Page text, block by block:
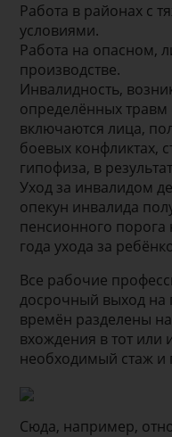
Работа в районах с
условиями.
Работа на опасном,
производстве.
Инвалидность,
определённых
включаются лица,
боевых конфликтах,
гипофиза, в
Уход за инвалидом
опекун инвалида
пенсионного порога
года ухода за
Все рабочие
досрочный выход на
времён разделены
вхождения в тот или
необходимый стаж и
Сюда, например,